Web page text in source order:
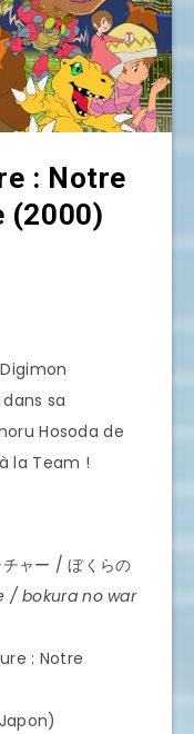
: Notre
(2000)
sa
Hosoda de
la Team !
ャー / ぼくらの
/ bokura no war
: Notre